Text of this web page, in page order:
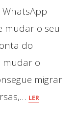
WhatsApp
mudar o seu
do
mudar o
migrar
LER